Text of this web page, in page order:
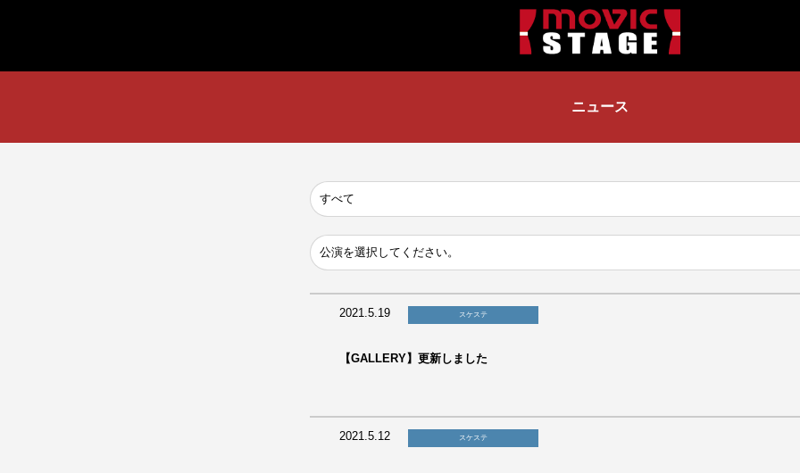
ニュース
2021.5.19 スケステ
【GALLERY】更新しました
2021.5.12 スケステ